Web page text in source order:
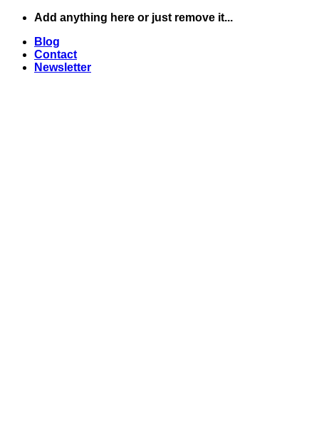
Skip
content
Add anything here or just remove it...
Blog
Contact
Newsletter